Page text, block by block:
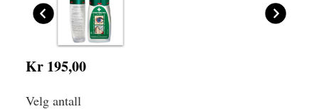
Kr 195,00
Velg antall